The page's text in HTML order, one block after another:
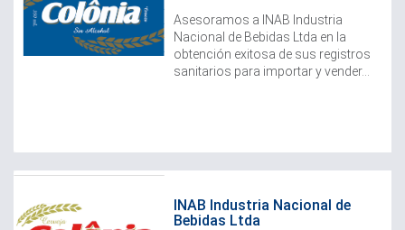
Asesoramos a INAB Industria
Nacional de Bebidas Ltda en la
obtención exitosa de sus registros
sanitarios para importar y vender...
INAB Industria Nacional de
Bebidas Ltda